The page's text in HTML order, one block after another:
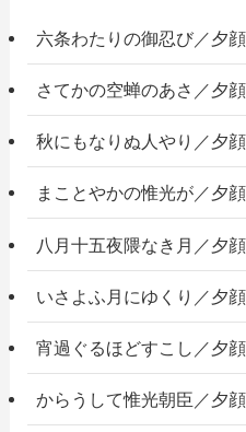
六条わたりの御忍び／夕
さてかの空蝉のあさ／夕
秋にもなりぬ人やり／夕
まことやかの惟光が／夕
八月十五夜隈なき月／夕
いさよふ月にゆくり／夕
宵過ぐるほどすこし／夕
からうして惟光朝臣／夕